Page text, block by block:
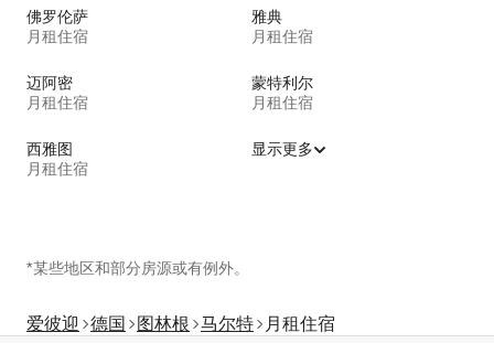
佛罗伦萨
月租住宿
雅典
月租住宿
迈阿密
月租住宿
蒙特利尔
月租住宿
西雅图
月租住宿
显示更多
*某些地区和部分房源或有例外。
爱彼迎 德国 图林根 马尔特 月租住宿